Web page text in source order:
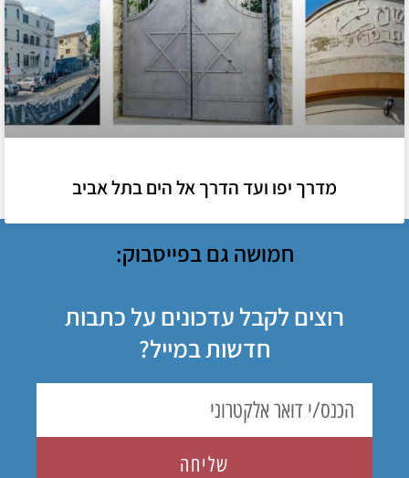
מדרך יפו ועד הדרך אל הים בתל אביב
חמושה גם בפייסבוק:
רוצים לקבל עדכונים על כתבות
חדשות במייל?
שליחה